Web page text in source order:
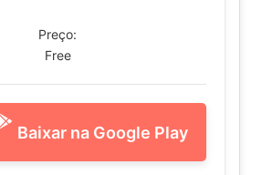
Preço:
Free
Baixar na Google Play